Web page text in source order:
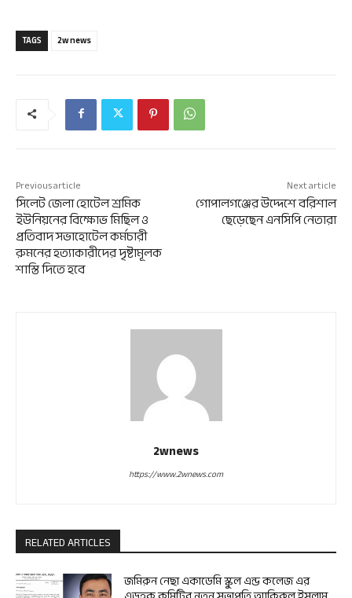
TAGS 2w news
Previous article
সিলেট জেলা হোটেল শ্রমিক
ইউনিয়নের বিক্ষোভ মিছিল ও
প্রতিবাদ সভাহোটেল কর্মচারী
রুমনের হত্যাকারীদের দৃষ্টামূলক
শাস্তি দিতে হবে
Next article
গোপালগঞ্জের উদ্দেশে বরিশাল
ছেড়েছেন এনসিপি নেতারা
2wnews
https://www.2wnews.com
RELATED ARTICLES
জমিরুন নেছা একাডেমি স্কুল এন্ড কলেজ এর